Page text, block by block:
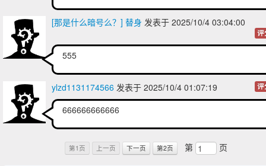
[那是什么暗号么？] 替身 发表于 2025/10/4 03:04:00
评
555
ylzd1131174566 发表于 2025/10/4 01:07:19 评
666666666666
第1页 上一页 下一页 第2页 第 页